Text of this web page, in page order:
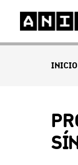
INICIO